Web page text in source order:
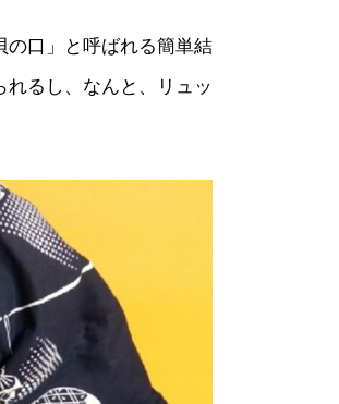
の口」と呼ばれる簡単結
るし、なんと、リュッ